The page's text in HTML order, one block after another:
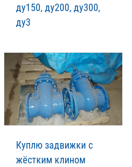
ду150, ду200, ду300,
ду3
Куплю задвижки с
жёстким клином